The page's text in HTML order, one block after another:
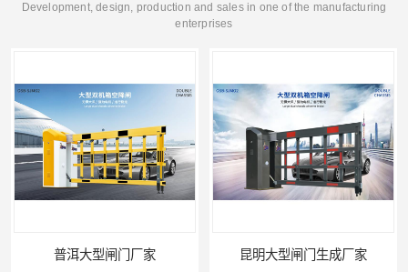
Development, design, production and sales in one of the manufacturing
enterprises
普洱大型闸门厂家 昆明大型闸门生成厂家